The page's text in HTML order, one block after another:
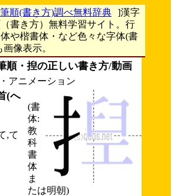
順(書き方)調べ無料辞典 ]漢字
書き方）無料学習サイト。行
や楷書体・など色々な字体(書
像表示。
順・揑の正しい書き方/動画
アニメーション
(書
体:
教
科
書
体
ま
たは明朝)
(へ
,て